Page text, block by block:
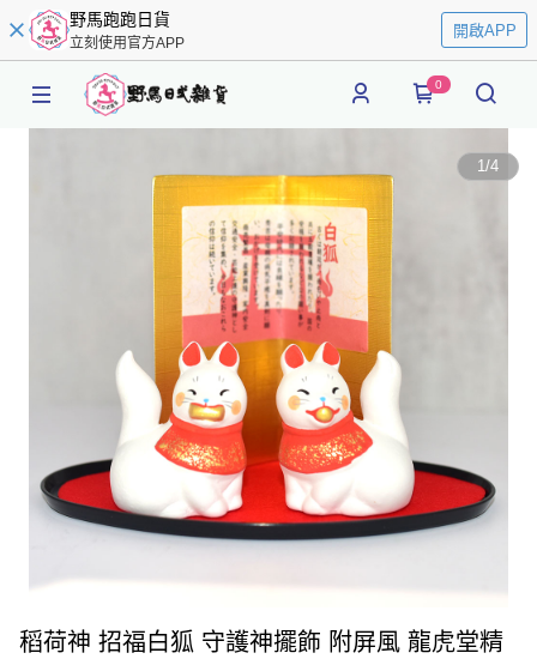
野馬跑跑日貨
立刻使用官方APP
開啟APP
0
1/4
稻荷神 招福白狐 守護神擺飾 附屏風 龍虎堂精